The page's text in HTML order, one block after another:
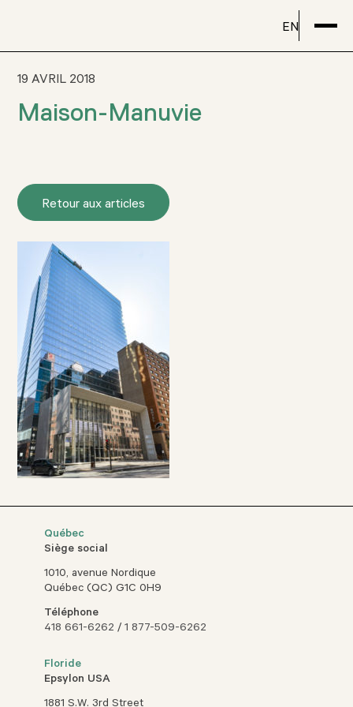
EN
19 AVRIL 2018
Maison-Manuvie
Retour aux articles
Québec
Siège social
1010, avenue Nordique
Québec (QC) G1C 0H9
Téléphone
418 661-6262 /1 877-509-6262
Floride
Epsylon USA